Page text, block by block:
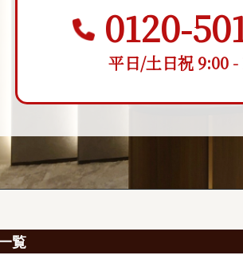
0120-
平日/土日祝 9:00 -
覧